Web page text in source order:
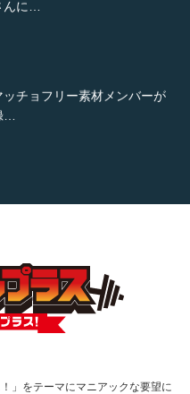
ッチョフリー素材メンバーが
…
番組「ONE MORNING」
」をテーマにマニアックな要望に